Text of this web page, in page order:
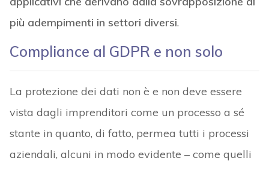
più adempimenti in settori diversi.
Compliance al GDPR e non solo
La protezione dei dati non è e non deve essere
vista dagli imprenditori come un processo a sé
stante in quanto, di fatto, permea tutti i processi
aziendali, alcuni in modo evidente – come quelli